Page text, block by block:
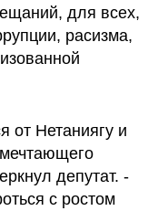
для всех,
расизма,
от Нетаниягу и
депутат. -
с ростом